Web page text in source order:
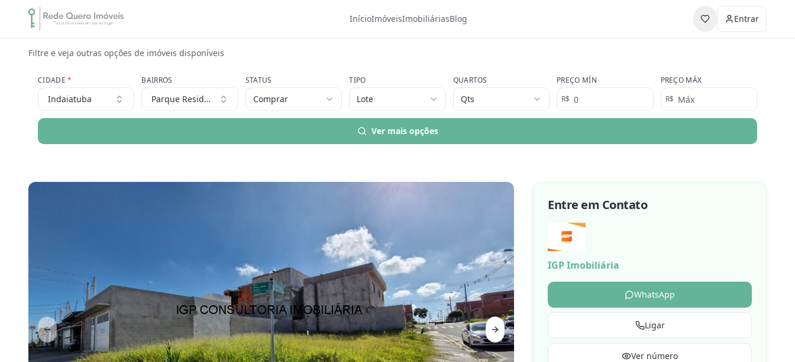
InícioImóveisImobiliáriasBlog Entrar
Filtre e veja outras opções de imóveis disponíveis
CIDADE*
Indaiatuba
BAIRROS
Parque Residencial Sabias
STATUS
Comprar
TIPO
Lote
QUARTOS
Qts
PREÇO MÍN
R$
PREÇO MÁX
R$
Ver mais opções
Previous slide Next slide
Entre em Contato
IGP Imobiliária
WhatsApp
Ligar
Ver número